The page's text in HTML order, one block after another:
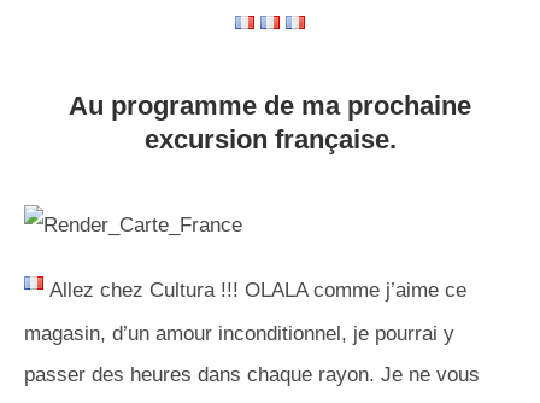
Au programme de ma prochaine
excursion française.
Allez chez Cultura !!! OLALA comme j’aime ce
magasin, d’un amour inconditionnel, je pourrai y
passer des heures dans chaque rayon. Je ne vous